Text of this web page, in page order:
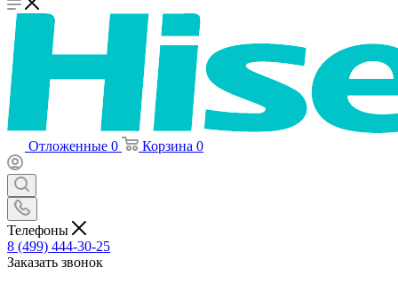
Отложенные 0 Корзина 0
Телефоны
8 (499) 444-30-25
Заказать звонок